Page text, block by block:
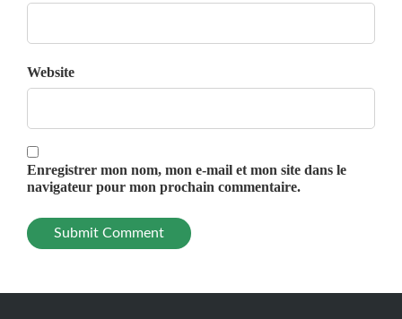
Website
Enregistrer mon nom, mon e-mail et mon site dans le
navigateur pour mon prochain commentaire.